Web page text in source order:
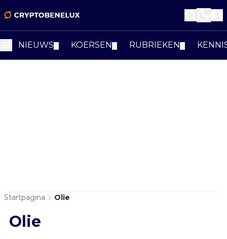
NIEUWS KOERSEN RUBRIEKEN
Startpagina Olie
Olie